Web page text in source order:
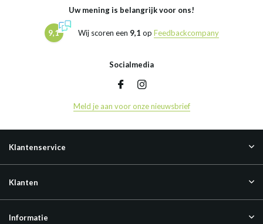
Uw mening is belangrijk voor ons!
9,1 Wij scoren een 9,1 op Feedbackcompany
Socialmedia
Meld je aan voor onze nieuwsbrief
Klantenservice
Klanten
Informatie